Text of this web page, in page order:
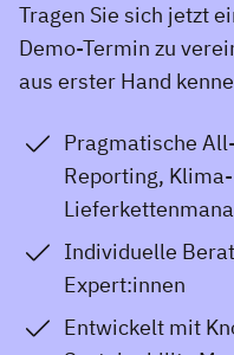
Tragen Sie sich jetzt
Demo-Termin zu
aus erster Hand
Pragmatische
Reporting,
Individuelle
Expert:innen
Entwickelt mit